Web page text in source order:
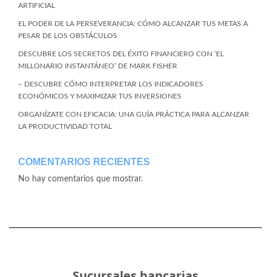
ARTIFICIAL
EL PODER DE LA PERSEVERANCIA: CÓMO ALCANZAR TUS METAS A
PESAR DE LOS OBSTÁCULOS
DESCUBRE LOS SECRETOS DEL ÉXITO FINANCIERO CON ‘EL
MILLONARIO INSTANTÁNEO’ DE MARK FISHER
– DESCUBRE CÓMO INTERPRETAR LOS INDICADORES
ECONÓMICOS Y MAXIMIZAR TUS INVERSIONES
ORGANÍZATE CON EFICACIA: UNA GUÍA PRÁCTICA PARA ALCANZAR
LA PRODUCTIVIDAD TOTAL
COMENTARIOS RECIENTES
No hay comentarios que mostrar.